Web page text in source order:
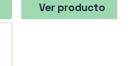
Ver producto